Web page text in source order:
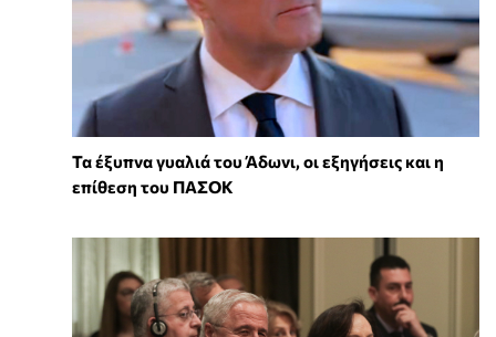
Τα έξυπνα γυαλιά του Άδωνι, οι εξηγήσεις και η
επίθεση του ΠΑΣΟΚ